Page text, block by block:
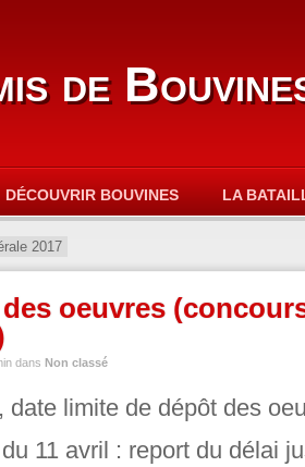
de
DÉCOUVRIR BOUVINES LA
2017
oeuvres
dans Non classé
date limite de dépôt des
11 avril : report du délai